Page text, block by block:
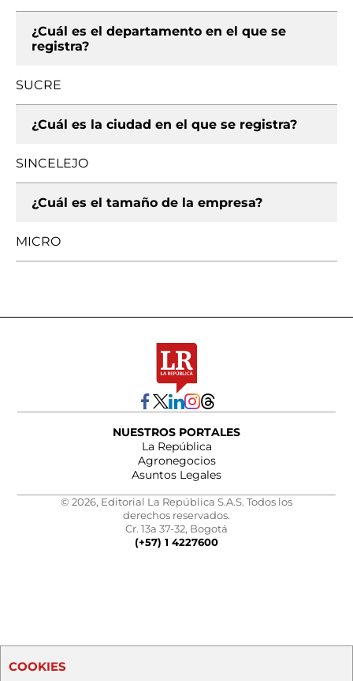
¿Cuál es el departamento en el que se
registra?
SUCRE
¿Cuál es la ciudad en el que se registra?
SINCELEJO
¿Cuál es el tamaño de la empresa?
MICRO
NUESTROS PORTALES
La República
Agronegocios
Asuntos Legales
© 2026, Editorial La República S.A.S. Todos los
derechos reservados.
Cr. 13a 37-32, Bogotá
(+57) 1 4227600
COOKIES